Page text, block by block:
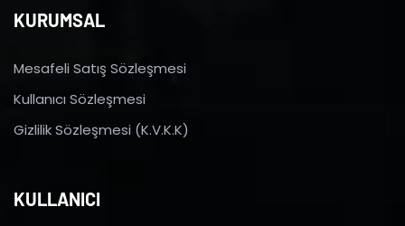
KURUMSAL
Mesafeli Satış Sözleşmesi
Kullanıcı Sözleşmesi
Gizlilik Sözleşmesi (K.V.K.K)
KULLANICI